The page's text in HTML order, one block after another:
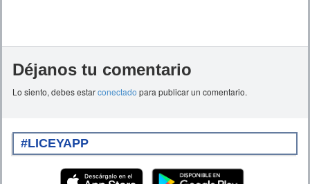
Déjanos tu comentario
Lo siento, debes estarconectado para publicar un comentario.
#LICEYAPP